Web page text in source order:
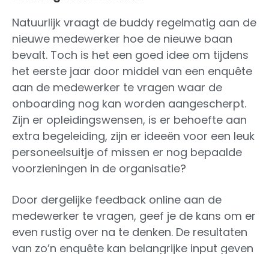
Natuurlijk vraagt de buddy regelmatig aan de
nieuwe medewerker hoe de nieuwe baan
bevalt. Toch is het een goed idee om tijdens
het eerste jaar door middel van een enquête
aan de medewerker te vragen waar de
onboarding nog kan worden aangescherpt.
Zijn er opleidingswensen, is er behoefte aan
extra begeleiding, zijn er ideeën voor een leuk
personeelsuitje of missen er nog bepaalde
voorzieningen in de organisatie?
Door dergelijke feedback online aan de
medewerker te vragen, geef je de kans om er
even rustig over na te denken. De resultaten
van zo’n enquête kan belangrijke input geven